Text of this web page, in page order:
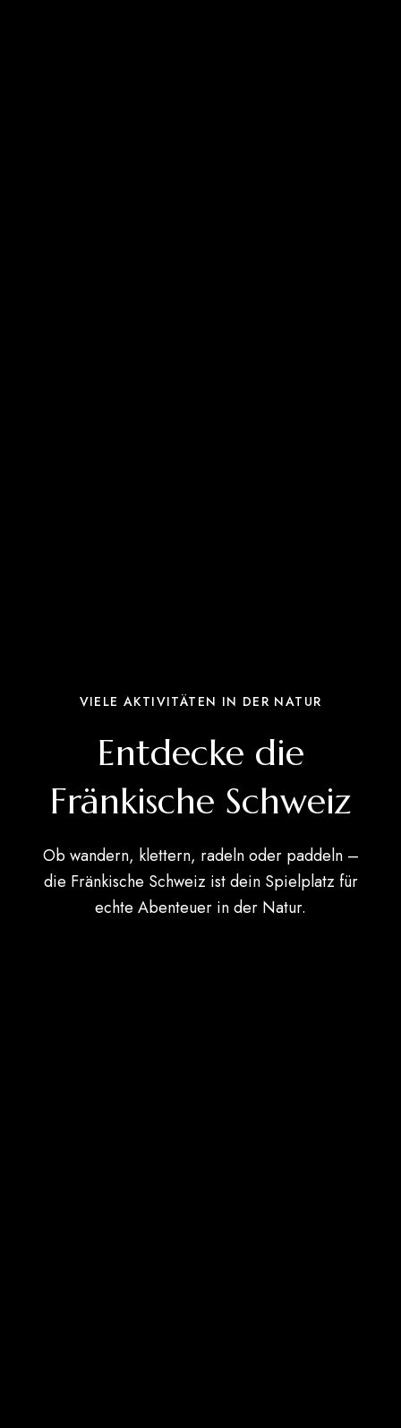
VIELE AKTIVITÄTEN IN DER NATUR
Entdecke die
Fränkische Schweiz
Ob wandern, klettern, radeln oder paddeln –
die Fränkische Schweiz ist dein Spielplatz für
echte Abenteuer in der Natur.